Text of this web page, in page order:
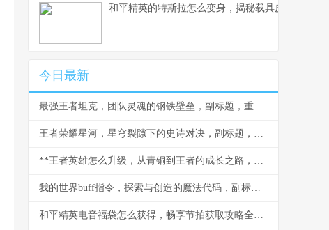
和平精英的特斯拉怎么变身，揭秘载具皮肤实战
今日最新
最强王者坦克，团队灵魂的钢铁壁垒，副标题，重装战士的荣耀与智慧
王者荣耀星河，星穹裂隙下的史诗对决，副标题，当群星闪耀王者峡谷
**王者英雄怎么升级，从青铜到王者的成长之路，副标题，资深玩家的深度解析与实战心得**
我的世界buff指令，探索与创造的魔法代码，副标题，资深玩家的指令进阶指南
和平精英电音福袋怎么获得，畅享节拍获取攻略全解析